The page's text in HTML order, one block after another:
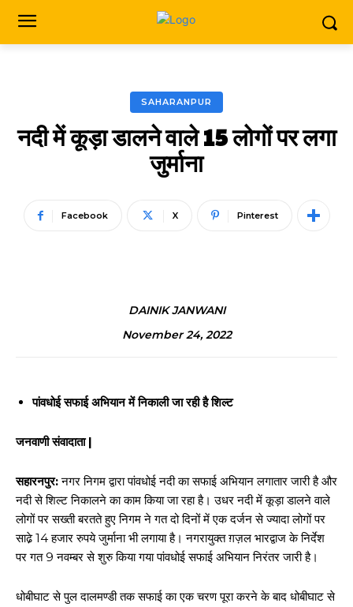
SAHARANPUR
नदी में कूड़ा डालने वाले 15 लोगों पर लगा
जुर्माना
Facebook X Pinterest
DAINIK JANWANI
November 24, 2022
पांवधोई सफाई अभियान में निकाली जा रही है शिल्ट
जनवाणी संवादाता |
सहारनपुर:नगर निगम द्वारा पांवधोई नदी का सफाई अभियान लगातार जारी है और
नदी से शिल्ट निकालने का काम किया जा रहा है। उधर नदी में कूड़ा डालने वाले
लोगों पर सख्ती बरतते हुए निगम ने गत दो दिनों में एक दर्जन से ज्यादा लोगों पर
साढे़ 14 हजार रुपये जुर्माना भी लगाया है। नगरायुक्त ग़ज़ल भारद्वाज के निर्देश
पर गत 9 नवम्बर से शुरु किया गया पांवधोई सफाई अभियान निरंतर जारी है।
धोबीघाट से पुल दालमण्डी तक सफाई का एक चरण पूरा करने के बाद धोबीघाट से